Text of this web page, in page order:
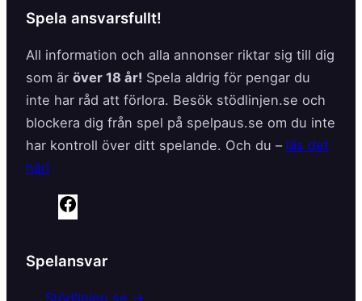
Spela ansvarsfullt!
All information och alla annonser riktar sig till dig
som är över 18 år! Spela aldrig för pengar du
inte har råd att förlora. Besök stödlinjen.se och
blockera dig från spel på spelpaus.se om du inte
har kontroll över ditt spelande. Och du – läs det
här!
e
b
Spelansvar